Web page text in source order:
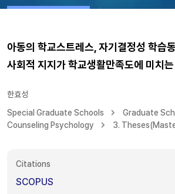
아동의 학교스트레스, 자기결정성 학습
사회적 지지가 학교생활만족도에 미치
한효성
Special Graduate Schools
Graduate
Counseling Psychology
3.
Citations
SCOPUS